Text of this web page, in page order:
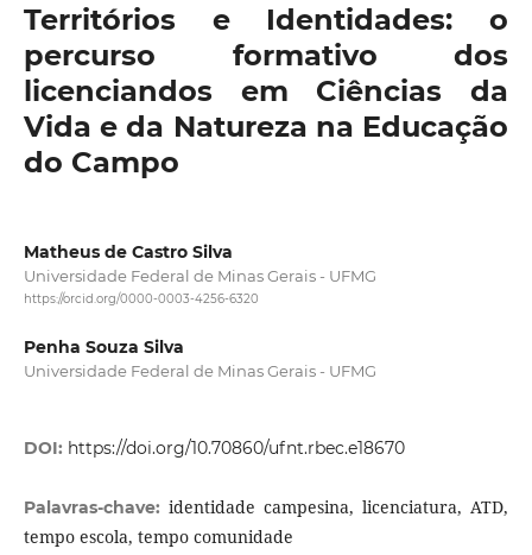
Territórios e Identidades: o
percurso formativo dos
licenciandos em Ciências da
Vida e da Natureza na Educação
do Campo
Matheus de Castro Silva
Universidade Federal de Minas Gerais - UFMG
https://orcid.org/0000-0003-4256-6320
Penha Souza Silva
Universidade Federal de Minas Gerais - UFMG
DOI: https://doi.org/10.70860/ufnt.rbec.e18670
Palavras-chave: identidade campesina, licenciatura, ATD,
tempo escola, tempo comunidade